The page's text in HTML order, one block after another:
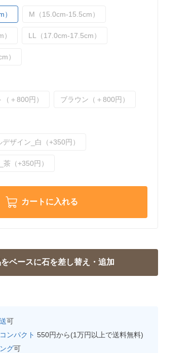
M（15.0cm-15.5cm）
LL（17.0cm-17.5cm）
）
＋800円） ブラウン（＋800円）
デザイン_白（+350円）
（+350円）
カートに入れる
可
ンパクト 550円から(1万円以上で送料無料)
グ可